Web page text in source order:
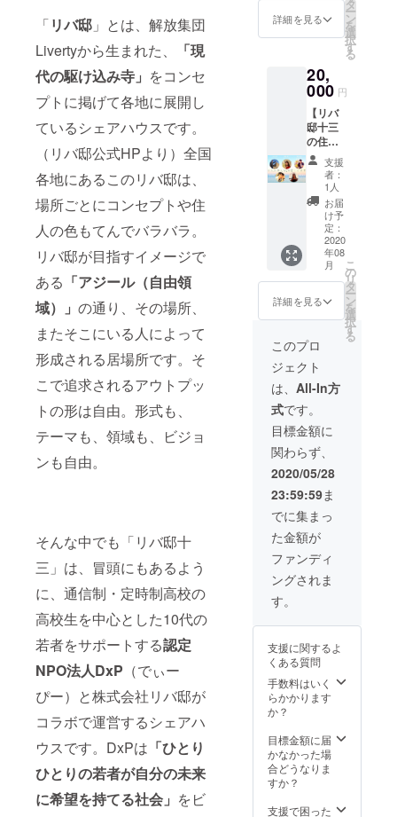
「リバ邸 」とは、解放集団
Livertyから生まれた、
「現
代の駆け込み寺」 をコンセ
プトに掲げて各地に展開し
ているシェアハウスです。
（リバ邸公式HPより）全国
各地にあるこのリバ邸は、
場所ごとにコンセプトや住
人の色もてんでバラバラ。
リバ邸が目指すイメージで
ある 「アジール（自由領
域）」 の通り、その場所、
またそこにいる人によって
形成される居場所です。そ
こで追求されるアウトプッ
トの形は自由。形式も、
テーマも、領域も、ビジョ
ンも自由。
そんな中でも「リバ邸十
三」は、冒頭にもあるよう
に、通信制・定時制高校の
高校生を中心とした10代の
若者をサポートする認定
NPO法人DxP （でぃー
ぴー）と株式会社リバ邸が
コラボで運営するシェアハ
ウスです。DxPは 「ひとり
ひとりの若者が自分の未来
に希望を持てる社会」 をビ
のアイ
デアが
開催日
時：
2020年
8月頃を
予定し
ており
ます。
開催場
所：リ
バ邸十
三（大
阪市淀
川区）
※状況に
よって
ライン
開催に
させて
いただ
きま
す。 ※
ありま
したら
メール
にて
ご連絡
いたし
ます。
三の生
みの親
ひとと
きをお
届けし
ます。
ゲスト
による
トーク
セッ
ション
を お楽
しみく
ださ
い。 開
催日
時：
2020年
8月頃を
ます。
所：リ
バ邸十
三（大
阪市淀
川区）
など ※
状況に
よって
ライン
開催に
代え
させて
いただ
きま
す。 ※
したら
メール
にて
ご連絡
いたし
ます。
詳細を見る
タ
ー
ン
を
選
択
す
る
20,
000 円
【リバ
邸十三
の住人
１名を
１日お
貸しし
ま
す！】
★濱田
くん
（はま
ちゃ
ん）が
できる
こと。
レゼン
作成の
鬼
（笑）
②京
丹後
（与謝
野町）
の魅力
を伝え
ます
（ご案
内しま
す） ☆
堀内く
ん（ま
だたま
こと
ドゲー
ムイベ
ントを
企画
を持ち
寄って
読書会
二村く
支援
者：
1人
お届
け予
定：
2020
年08
月
詳細を見る
こ
の
リ
タ
ー
ン
を
選
択
す
る
このプロ
ジェクト
は、 All-In方
式です。
目標金額に
関わらず、
2020/05/28
23:59:59ま
でに集まっ
た金額が
ファンディ
ングされま
す。
支援に関するよ
くある質問
手数料はいく
らかかります
か？
目標金額に届
かなかった場
合どうなりま
すか？
支援で困った